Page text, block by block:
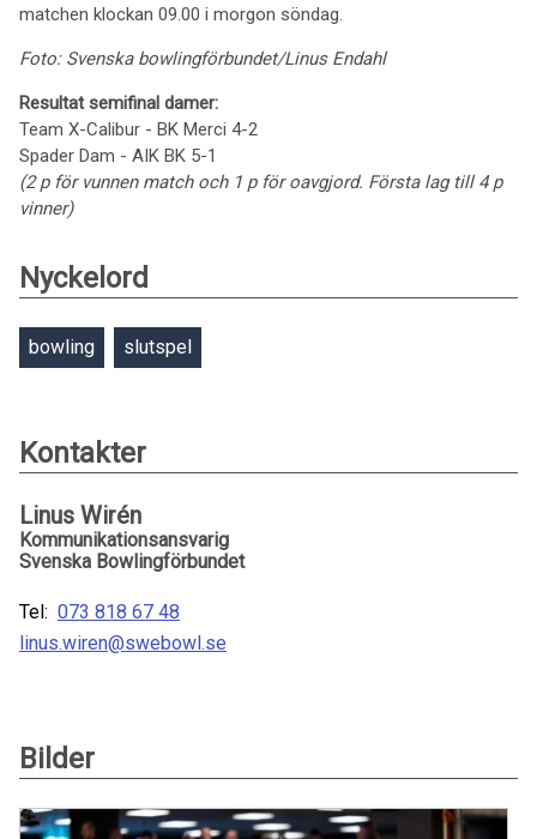
matchen klockan 09.00 i morgon söndag.
Foto: Svenska bowlingförbundet/Linus Endahl
Resultat semifinal damer:
Team X-Calibur - BK Merci 4-2
Spader Dam - AIK BK 5-1
(2 p för vunnen match och 1 p för oavgjord. Första lag till 4 p
vinner)
Nyckelord
bowling slutspel
Kontakter
Linus Wirén
Kommunikationsansvarig
Svenska Bowlingförbundet
Tel: 073 818 67 48
linus.wiren@swebowl.se
Bilder